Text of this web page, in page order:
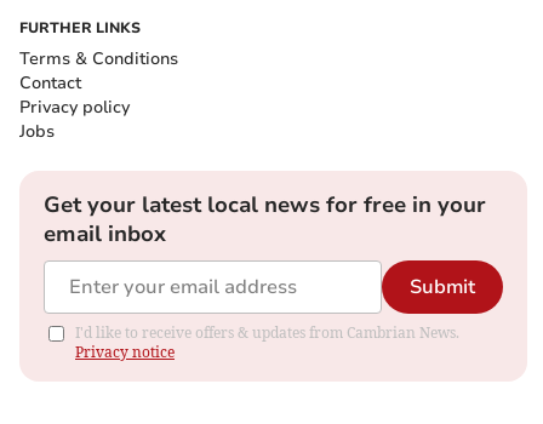
FURTHER LINKS
Terms & Conditions
Contact
Privacy policy
Jobs
Get your latest local news for free in your
email inbox
Submit
I'd like to receive offers & updates from Cambrian News.
Privacy notice